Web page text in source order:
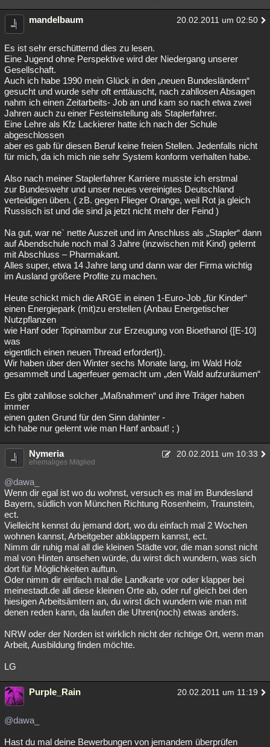
mandelbaum 20.02.2011 um 02:50
Es ist sehr erschütternd dies zu lesen.
Eine Jugend ohne Perspektive wird der Niedergang unserer
Gesellschaft.
Auch ich habe 1990 mein Glück in den „neuen Bundesländern“
gesucht und wurde sehr oft enttäuscht, nach zahllosen Absagen
nahm ich einen Zeitarbeits- Job an und kam so nach etwa zwei
Jahren auch zu einer Festeinstellung als Staplerfahrer.
Eine Lehre als Kfz Lackierer hatte ich nach der Schule
abgeschlossen
aber es gab für diesen Beruf keine freien Stellen. Jedenfalls nicht
für mich, da ich mich nie sehr System konform verhalten habe.
Also nach meiner Staplerfahrer Karriere musste ich erstmal
zur Bundeswehr und unser neues vereinigtes Deutschland
verteidigen üben. ( zB. gegen Flieger Orange, weil Rot ja gleich
Russisch ist und die sind ja jetzt nicht mehr der Feind )
Na gut, war ne` nette Auszeit und im Anschluss als „Stapler“ dann
auf Abendschule noch mal 3 Jahre (inzwischen mit Kind) gelernt
mit Abschluss – Pharmakant.
Alles super, etwa 14 Jahre lang und dann war der Firma wichtig
im Ausland größere Profite zu machen.
Heute schickt mich die ARGE in einen 1-Euro-Job „für Kinder“
einen Energiepark (mit)zu erstellen (Anbau Energetischer
Nutzpflanzen
wie Hanf oder Topinambur zur Erzeugung von Bioethanol {[E-10]
was
eigentlich einen neuen Thread erfordert}).
Wir haben über den Winter sechs Monate lang, im Wald Holz
gesammelt und Lagerfeuer gemacht um „den Wald aufzuräumen“
Es gibt zahllose solcher „Maßnahmen“ und ihre Träger haben
immer
einen guten Grund für den Sinn dahinter -
ich habe nur gelernt wie man Hanf anbaut! ; )
Nymeria 20.02.2011 um 10:33
ehemaliges Mitglied
@dawa_
Wenn dir egal ist wo du wohnst, versuch es mal im Bundesland
Bayern, südlich von München Richtung Rosenheim, Traunstein,
ect.
Vielleicht kennst du jemand dort, wo du einfach mal 2 Wochen
wohnen kannst, Arbeitgeber abklappern kannst, ect.
Nimm dir ruhig mal all die kleinen Städte vor, die man sonst nicht
mal von Hinten ansehen würde, du wirst dich wundern, was sich
dort für Möglichkeiten auftun.
Oder nimm dir einfach mal die Landkarte vor oder klapper bei
meinestadt.de all diese kleinen Orte ab, oder ruf gleich bei den
hiesigen Arbeitsämtern an, du wirst dich wundern wie man mit
denen reden kann, da laufen die Uhren(noch) etwas anders.
NRW oder der Norden ist wirklich nicht der richtige Ort, wenn man
Arbeit, Ausbildung finden möchte.
LG
Purple_Rain 20.02.2011 um 11:19
@dawa_
Hast du mal deine Bewerbungen von jemandem überprüfen